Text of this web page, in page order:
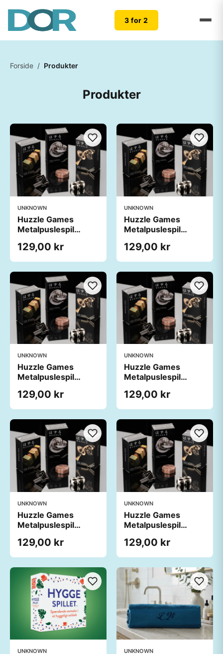
3 for 2
Forside / Produkter
Produkter
UNKNOWN
Huzzle Games
Metalpuslespil
129,00 kr
UNKNOWN
Huzzle Games
Metalpuslespil
129,00 kr
UNKNOWN
Huzzle Games
Metalpuslespil
129,00 kr
UNKNOWN
Huzzle Games
Metalpuslespil
129,00 kr
UNKNOWN
Huzzle Games
Metalpuslespil
129,00 kr
UNKNOWN
Huzzle Games
Metalpuslespil
129,00 kr
UNKNOWN UNKNOWN